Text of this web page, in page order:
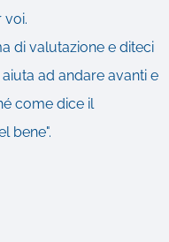
voi.
di valutazione e diteci
ad andare avanti e
come dice il
bene".